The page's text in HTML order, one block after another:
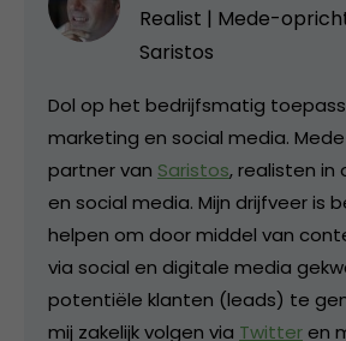
Realist | Mede-
Saristos
Dol op het bedrijfsmatig
marketing en social media.
partner van Saristos, realisten in
en social media. Mijn drijfveer is
helpen om door middel van
via social en digitale media
potentiële klanten (leads) te
mij zakelijk volgen via Twitter en